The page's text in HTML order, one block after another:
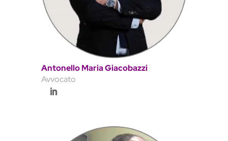
Antonello Maria Giacobazzi
Avvocato